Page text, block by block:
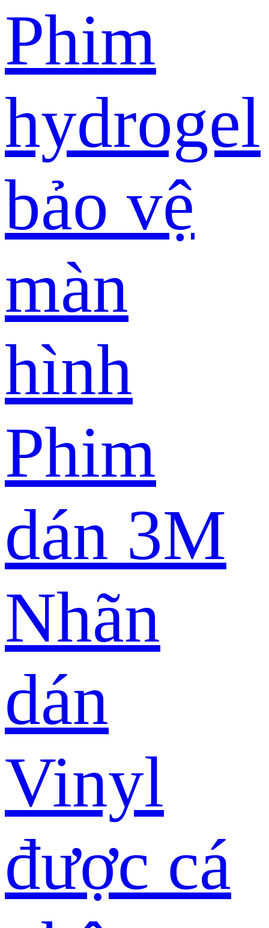
Phim
hydrogel
bảo vệ
màn
hình
Phim
dán 3M
Nhãn
dán
Vinyl
được cá